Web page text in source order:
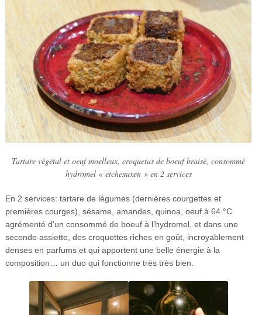
Tartare végétal et oeuf moelleux, croquetas de boeuf braisé, consommé
hydromel « etchexuxen » en 2 services
En 2 services: tartare de légumes (dernières courgettes et
premières courges), sésame, amandes, quinoa, oeuf à 64 °C
agrémenté d’un consommé de boeuf à l’hydromel, et dans une
seconde assiette, des croquettes riches en goût, incroyablement
denses en parfums et qui apportent une belle énergie à la
composition… un duo qui fonctionne très très bien.